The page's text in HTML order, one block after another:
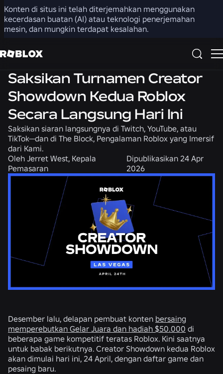
Konten di situs ini telah diterjemahkan menggunakan
kecerdasan buatan (AI) atau teknologi penerjemahan
mesin, dan mungkin terdapat kesalahan.
Bagikan
Saksikan Turnamen Creator
Showdown Kedua Roblox
Secara Langsung Hari Ini
Saksikan siaran langsungnya di Twitch, YouTube, atau
TikTok—dan di The Block, Pengalaman Roblox yang Imersif
dari Kami.
Oleh Jerret West, Kepala
Pemasaran
Dipublikasikan 24 Apr
2026
Desember lalu, delapan pembuat konten bersaing
memperebutkan Gelar Juara dan hadiah $50.000 di
beberapa game kompetitif teratas Roblox. Kini saatnya
untuk babak berikutnya. Creator Showdown kedua Roblox
akan dimulai hari ini, 24 April, dengan daftar game dan
pesaing baru.